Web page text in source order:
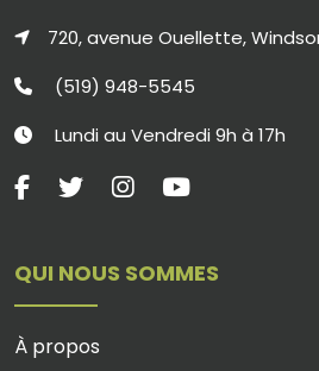
720, avenue Ouellette,
(519) 948-5545
Lundi au Vendredi 9h à 17h
QUI NOUS SOMMES
À propos